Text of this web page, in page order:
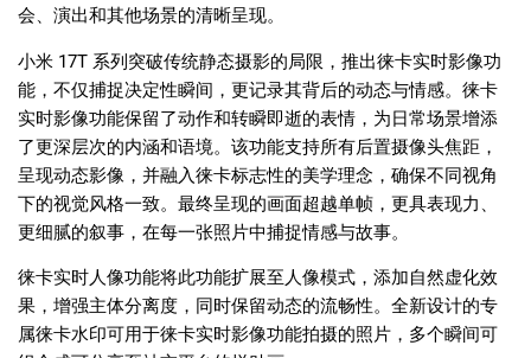
会、演出和其他场景的清晰呈现。
小米 17T 系列突破传统静态摄影的局限，推出徕卡实时影像功
能，不仅捕捉决定性瞬间，更记录其背后的动态与情感。徕卡
实时影像功能保留了动作和转瞬即逝的表情，为日常场景增添
了更深层次的内涵和语境。该功能支持所有后置摄像头焦距，
呈现动态影像，并融入徕卡标志性的美学理念，确保不同视角
下的视觉风格一致。最终呈现的画面超越单帧，更具表现力、
更细腻的叙事，在每一张照片中捕捉情感与故事。
徕卡实时人像功能将此功能扩展至人像模式，添加自然虚化效
果，增强主体分离度，同时保留动态的流畅性。全新设计的专
属徕卡水印可用于徕卡实时影像功能拍摄的照片，多个瞬间可